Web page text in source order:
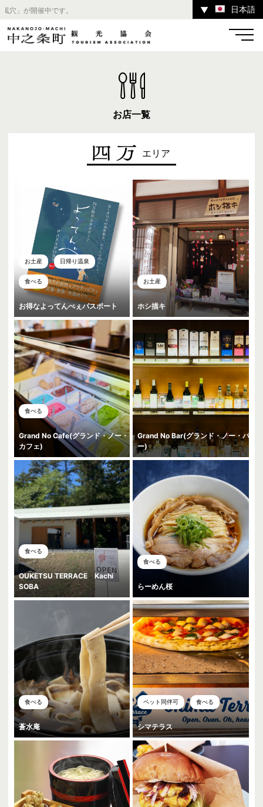
野反
▼ 日本語
イベント ツアー
中之条町その他のエリア
お店一覧
エリア
お土産 日帰り温泉
食べる
お得なよってんべぇパスポート
お土産
ホシ描キ
食べる
Grand No Cafe(グランド・ノー・
カフェ)
Grand No Bar(グランド・ノー・バ
ー)
食べる
OUKETSU TERRACE Kachi
SOBA
食べる
らーめん桜
食べる
蒼水庵
ペット同伴可 食べる
シマテラス